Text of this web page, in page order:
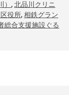
, 北品川クリニ
役所, 相鉄グラン
総合支援施設ぐる